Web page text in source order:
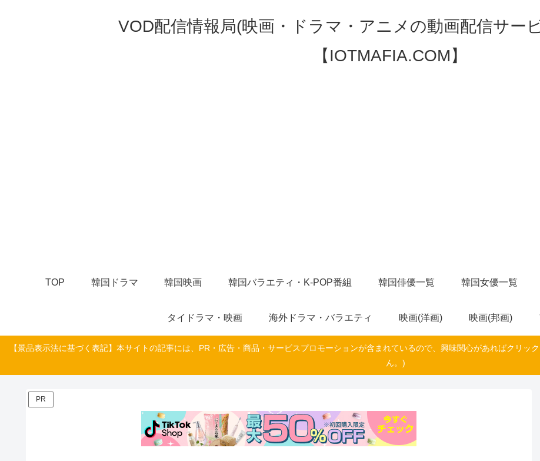
VOD配信情報局(映画・ドラマ・アニメの動画配信サー
【IOTMAFIA.COM】
TOP 韓国ドラマ 韓国映画 韓国バラエティ・K-POP番組 韓国俳優一覧 韓国女優一覧
タイドラマ・映画 海外ドラマ・バラエティ 映画(洋画) 映画(邦画)
【景品表示法に基づく表記】本サイトの記事には、PR・広告・商品・サービスプロモーションが含まれているので、興味関心があればクリ
ん。)
PR